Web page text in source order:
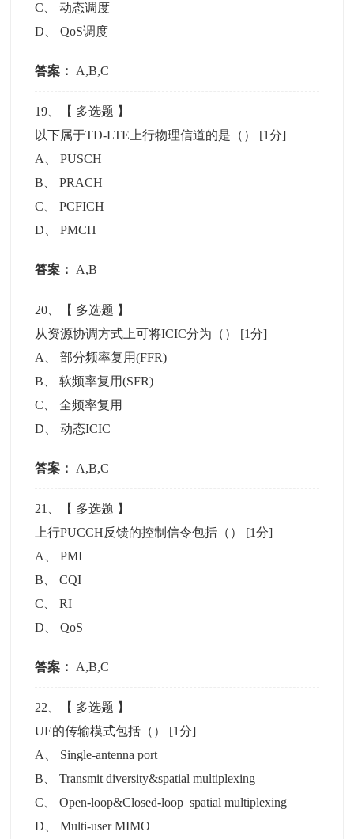
C 、动态调度
D 、QoS调度
答案： A,B,C
19 、【 多选题 】
以下属于TD-LTE上行物理信道的是（） [1分]
A
、PUSCH
B 、PRACH
C 、PCFICH
D 、PMCH
答案： A,B
20 、【 多选题 】
从资源协调方式上可将ICIC分为（） [1分]
A
、部分频率复用(FFR)
B 、软频率复用(SFR)
C 、全频率复用
D 、动态ICIC
答案： A,B,C
21 、【 多选题 】
上行PUCCH反馈的控制信令包括（） [1分]
A
、PMI
B 、CQI
C 、RI
D 、QoS
答案： A,B,C
22 、【 多选题 】
UE的传输模式包括（） [1分]
A
Single-antenna port
B 、Transmit diversity&spatial multiplexing
C 、Open-loop&Closed-loop spatial multiplexing
D 、Multi-user MIMO